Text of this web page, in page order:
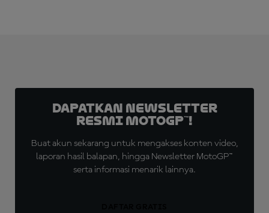
Dapatkan Newsletter
Resmi MotoGP™!
Buat akun sekarang untuk mengakses konten video,
laporan hasil balapan, hingga Newsletter MotoGP™
serta informasi menarik lainnya.